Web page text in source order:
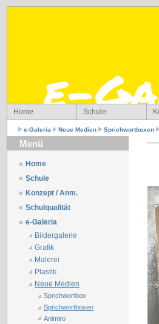
Home Schule
e-Galeria Neue Medien Sprichwortboxen
Menü
Home
Schule
Konzept / Anm.
Schulqualität
e-Galeria
Bildergalerie
Grafik
Malerei
Plastik
Neue Medien
Sprichwortbox
Sprichwortboxen
Animiro